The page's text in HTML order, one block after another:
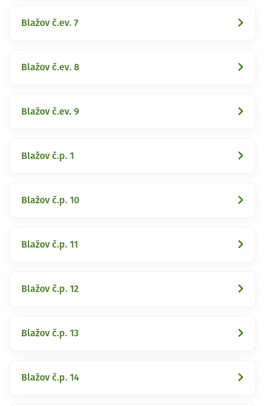
Blažov č.ev. 7
Blažov č.ev. 8
Blažov č.ev. 9
Blažov č.p. 1
Blažov č.p. 10
Blažov č.p. 11
Blažov č.p. 12
Blažov č.p. 13
Blažov č.p. 14